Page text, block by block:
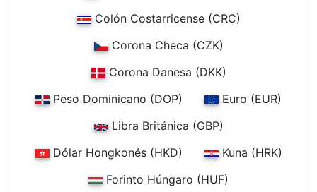
Colón Costarricense (CRC)
Corona Checa (CZK)
Corona Danesa (DKK)
Peso Dominicano (DOP)
Euro (EUR)
Libra Británica (GBP)
Dólar Hongkonés (HKD)
Kuna (HRK)
Forinto Húngaro (HUF)